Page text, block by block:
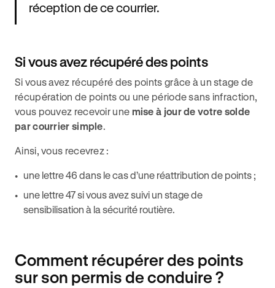
réception de ce courrier.
Si vous avez récupéré des points
Si vous avez récupéré des points grâce à un stage de
récupération de points ou une période sans infraction,
vous pouvez recevoir une mise à jour de votre solde
par courrier simple.
Ainsi, vous recevrez :
une lettre 46 dans le cas d’une réattribution de points ;
une lettre 47 si vous avez suivi un stage de
sensibilisation à la sécurité routière.
Comment récupérer des points
sur son permis de conduire ?